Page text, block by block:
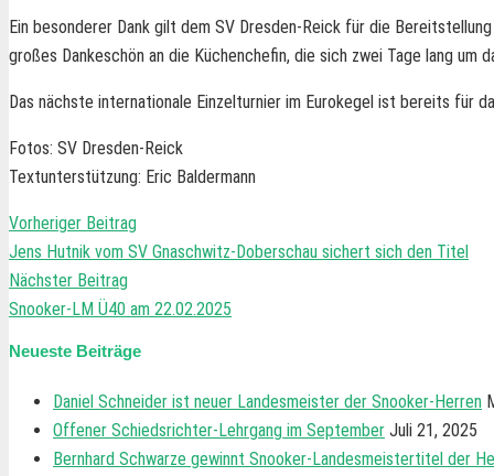
Ein besonderer Dank gilt dem SV Dresden-Reick für die
großes Dankeschön an die Küchenchefin, die sich zwei Tage lang
Das nächste internationale Einzelturnier im Eurokegel ist bereits für
Fotos: SV Dresden-Reick
Textunterstützung: Eric Baldermann
Vorheriger Beitrag
Jens Hutnik vom SV Gnaschwitz-Doberschau sichert sich den Titel
Nächster Beitrag
Snooker-LM Ü40 am 22.02.2025
Neueste Beiträge
Daniel Schneider ist neuer Landesmeister der Snooker-Herren
Offener Schiedsrichter-Lehrgang im September Juli 21, 2025
Bernhard Schwarze gewinnt Snooker-Landesmeistertitel der